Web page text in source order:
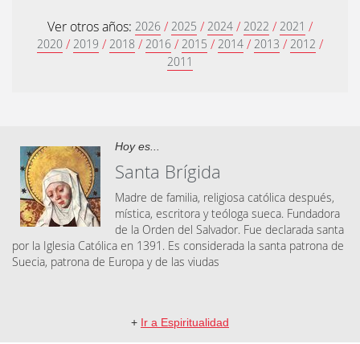
Ver otros años: 2026 / 2025 / 2024 / 2022 / 2021 /
2020 / 2019 / 2018 / 2016 / 2015 / 2014 / 2013 / 2012 /
2011
Hoy es...
Santa Brígida
Madre de familia, religiosa católica después,
mística, escritora y teóloga sueca. Fundadora
de la Orden del Salvador. Fue declarada santa
por la Iglesia Católica en 1391. Es considerada la santa patrona de
Suecia, patrona de Europa y de las viudas
+ Ir a Espiritualidad